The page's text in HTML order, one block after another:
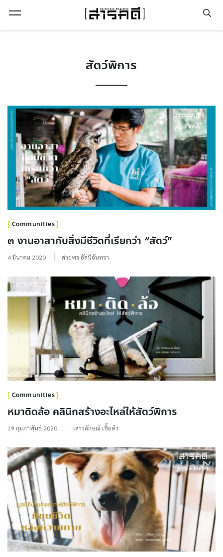
สัตว์พิการ
Communities
๓ งานอาสากับสิ่งมีชีวิตที่เรียกว่า “สัตว์”
4 มีนาคม 2020 สายพร อัสนีจันทรา
Communities
หมาติดล้อ คลินิกสร้างอะไหล่ให้สัตว์พิการ
19 กุมภาพันธ์ 2020 เสาวลักษณ์ เชื้อคำ